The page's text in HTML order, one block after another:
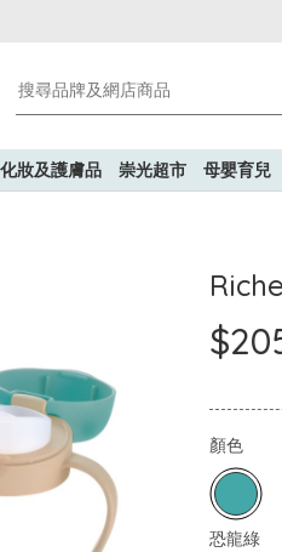
化妝及護膚品 崇光超市 母嬰育兒
顏色